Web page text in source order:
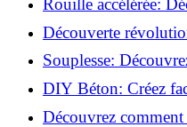
Rouille accélérée:
la corrosion en déco
Découverte
régénération inouï !
Souplesse:
votre performance
DIY Béton: Créez
tendance!
Découvrez